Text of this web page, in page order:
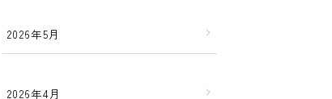
2026年5月
2026年4月